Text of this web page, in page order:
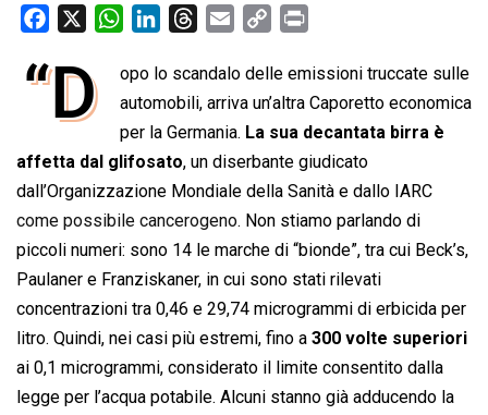
c
o
o
k
W
a
t
s
A
p
p
n
k
e
d
I
n
r
e
a
d
s
a
i
l
p
y
L
i
n
k
i
n
t
“D
opo lo scandalo delle emissioni truccate sulle
automobili, arriva un’altra Caporetto economica
per la Germania. La sua decantata birra è
affetta dal glifosato, un diserbante giudicato
dall’Organizzazione Mondiale della Sanità e dallo IARC
come possibile cancerogeno. Non stiamo parlando di
piccoli numeri: sono 14 le marche di “bionde”, tra cui Beck’s,
Paulaner e Franziskaner, in cui sono stati rilevati
concentrazioni tra 0,46 e 29,74 microgrammi di erbicida per
litro. Quindi, nei casi più estremi, fino a 300 volte superiori
ai 0,1 microgrammi, considerato il limite consentito dalla
legge per l’acqua potabile. Alcuni stanno già adducendo la